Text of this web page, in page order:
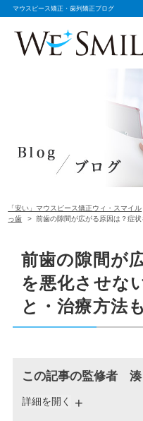
マウスピース矯正・歯列矯正ブログ
「安い」マウスピース矯正ウィ・スマイル
っ歯
前歯の隙間が広がる原因は？症
前歯の隙間が
を悪化させな
と・治療方法
この記事の監修者 湊
詳細を開く